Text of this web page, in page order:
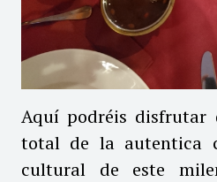
Aquí podréis disfrutar
total de la autentica
cultural de este